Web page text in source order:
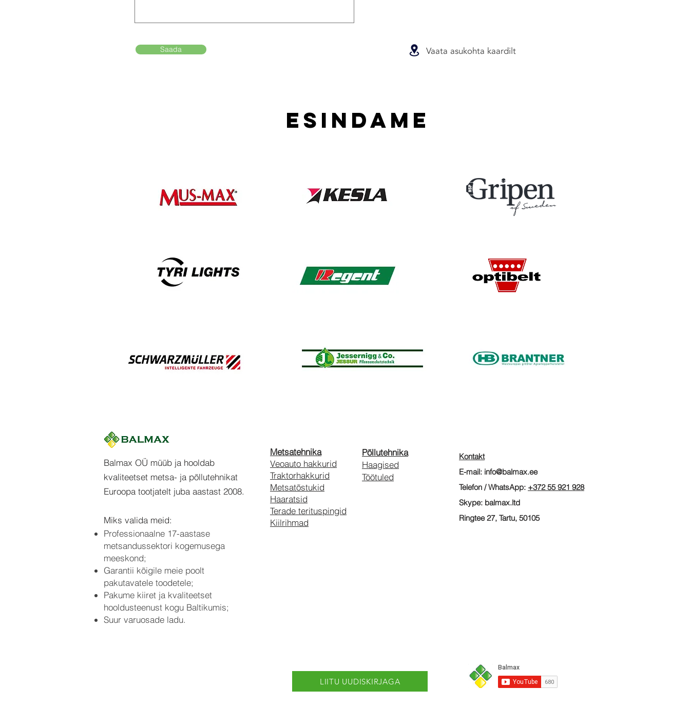
Saada Vaata asukohta kaardilt
ESINDAME
Balmax OÜ müüb ja hooldab
kvaliteetset metsa- ja põllutehnikat
Euroopa tootjatelt juba aastast 2008.
Miks valida meid:
Professionaalne 17-aastase
metsandussektori kogemusega
meeskond;
Garantii kõigile meie poolt
pakutavatele toodetele;
Pakume kiiret ja kvaliteetset
hooldusteenust kogu Baltikumis;
Suur varuosade ladu.
Metsatehnika
Veoauto hakkurid
Traktorhakkurid
Metsatõstukid
Haaratsid
Terade terituspingid
Kiilrihmad
Põllutehnika
Haagised
Töötuled
Kontakt
E-mail: info@balmax.ee
Telefon / WhatsApp: +372 55 921 928
Skype: balmax.ltd
Ringtee 27, Tartu, 50105
LIITU UUDISKIRJAGA